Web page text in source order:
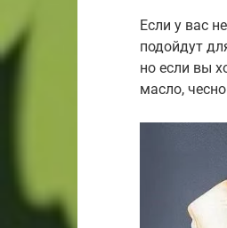
Если у вас
подойдут
но если вы
масло,